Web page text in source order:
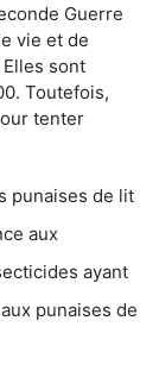
Guerre
vie et de
Elles sont
Toutefois,
tenter
punaises de lit
aux
ayant
punaises de